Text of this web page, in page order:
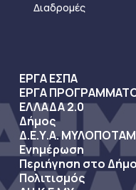
Διαδρομές
ΕΡΓΑ ΕΣΠΑ
ΕΡΓΑ
ΕΛΛΑΔΑ 2.0
Δήμος
Δ.Ε.Υ.Α.
Ενημέρωση
Περιήγηση στο Δήμο
Πολιτισμός